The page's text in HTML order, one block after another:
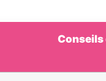
Conseils